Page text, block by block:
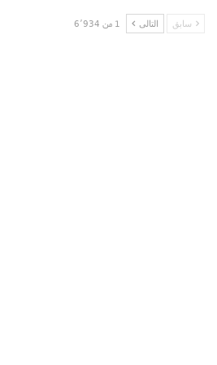
سابق التالى 1 من 6٬934